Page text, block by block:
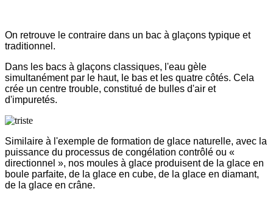
On retrouve le contraire dans un bac à glaçons typique et
traditionnel.
Dans les bacs à glaçons classiques, l'eau gèle
simultanément par le haut, le bas et les quatre côtés. Cela
crée un centre trouble, constitué de bulles d'air et
d'impuretés.
Similaire à l'exemple de formation de glace naturelle, avec la
puissance du processus de congélation contrôlé ou «
directionnel », nos moules à glace produisent de la glace en
boule parfaite, de la glace en cube, de la glace en diamant,
de la glace en crâne.